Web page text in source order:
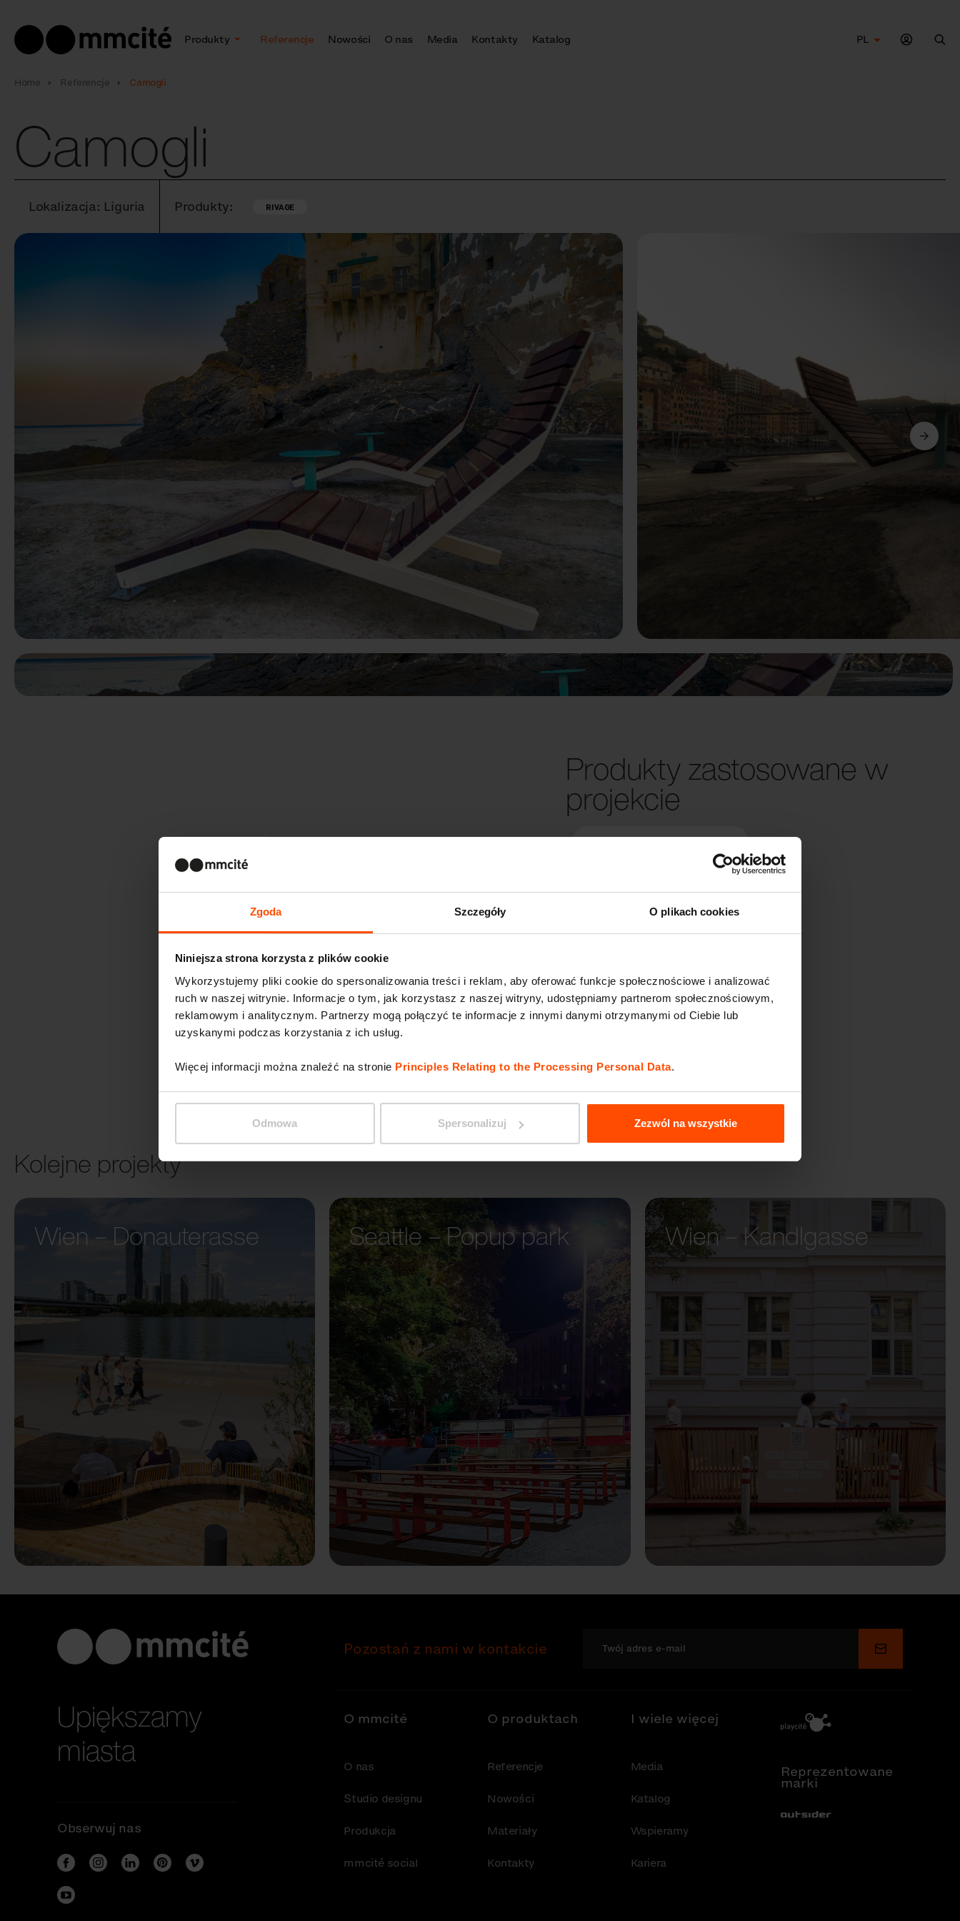
Zgoda Szczegóły O plikach cookies
Niniejsza strona korzysta z plików cookie
Wykorzystujemy pliki cookie do spersonalizowania treści i reklam, aby oferować funkcje społecznościowe i analizować
ruch w naszej witrynie. Informacje o tym, jak korzystasz z naszej witryny, udostępniamy partnerom społecznościowym,
reklamowym i analitycznym. Partnerzy mogą połączyć te informacje z innymi danymi otrzymanymi od Ciebie lub
uzyskanymi podczas korzystania z ich usług.
Więcej informacji można znaleźć na stronie Principles Relating to the Processing Personal Data.
Odmowa Spersonalizuj Zezwól na wszystkie
Produkty Referencje Nowości O nas Media Kontakty Katalog
PL
Home Referencje Camogli
Camogli
Lokalizacja: Liguria Produkty: RIVAGE
Poprzedni
Produkty zastosowane w
projekcie
RIVAGE
Kolejne projekty
Wien – Donauterasse
Seattle – Popup park Wien – Kandlgasse
Upiększamy
miasta
Obserwuj nas
Pozostań z nami w kontakcie Wyślij
O mmcité
O nas
Studio designu
Produkcja
mmcité social
O produktach
Referencje
Nowości
Materiały
Kontakty
I wiele więcej
Media
Katalog
Wspieramy
Kariera
Reprezentowane
marki
Out-Sider